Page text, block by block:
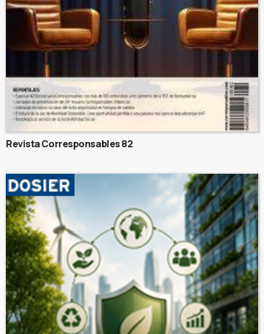
Revista Corresponsables 82